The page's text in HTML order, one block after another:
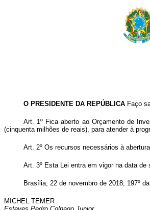
O PRESIDENTE DA REPÚBLICA Faço
Art. 1º Fica aberto ao Orçamento de
(cinquenta milhões de reais), para atender à
Art. 2º Os recursos necessários à
Art. 3º Esta Lei entra em vigor na data de
Brasília, 22 de novembro de 2018; 197º
MICHEL TEMER